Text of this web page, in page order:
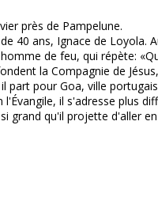
près de Pampelune.
40 ans, Ignace de Loyola.
de feu, qui répète:
la Compagnie de Jésus,
part pour Goa, ville
il s'adresse plus
grand qu'il projette d'aller